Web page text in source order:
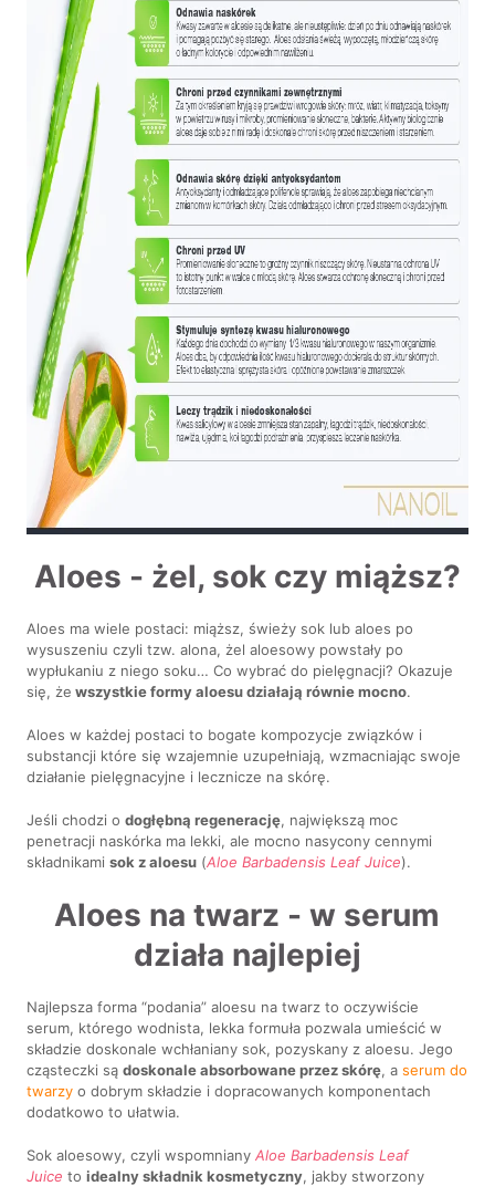
Aloes - żel, sok czy miąższ?
Aloes ma wiele postaci: miąższ, świeży sok lub aloes po
wysuszeniu czyli tzw. alona, żel aloesowy powstały po
wypłukaniu z niego soku… Co wybrać do pielęgnacji? Okazuje
się, że wszystkie formy aloesu działają równie mocno.
Aloes w każdej postaci to bogate kompozycje związków i
substancji które się wzajemnie uzupełniają, wzmacniając swoje
działanie pielęgnacyjne i lecznicze na skórę.
Jeśli chodzi odogłębną regenerację, największą moc
penetracji naskórka ma lekki, ale mocno nasycony cennymi
składnikamisok z aloesu (Aloe Barbadensis Leaf Juice).
Aloes na twarz - w serum
działa najlepiej
Najlepsza forma “podania” aloesu na twarz to oczywiście
serum, którego wodnista, lekka formuła pozwala umieścić w
składzie doskonale wchłaniany sok, pozyskany z aloesu. Jego
cząsteczki sądoskonale absorbowane przez skórę, aserum do
twarzy o dobrym składzie i dopracowanych komponentach
dodatkowo to ułatwia.
Sok aloesowy, czyli wspomnianyAloe Barbadensis Leaf
Juice toidealny składnik kosmetyczny, jakby stworzony